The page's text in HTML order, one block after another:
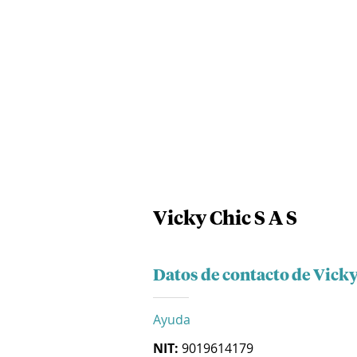
Vicky Chic S A S
Datos de contacto de Vicky
Ayuda
NIT: 9019614179